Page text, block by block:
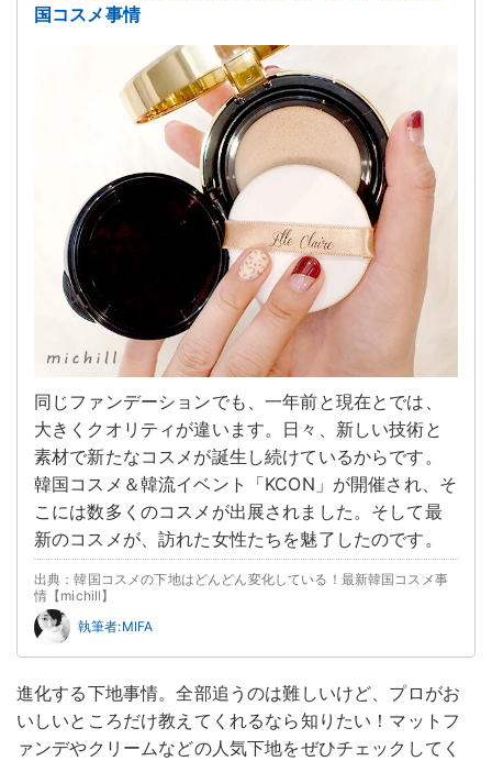
国コスメ事情
同じファンデーションでも、一年前と現在とでは、
大きくクオリティが違います。日々、新しい技術と
素材で新たなコスメが誕生し続けているからです。
韓国コスメ＆韓流イベント「KCON」が開催され、そ
こには数多くのコスメが出展されました。そして最
新のコスメが、訪れた女性たちを魅了したのです。
出典：韓国コスメの下地はどんどん変化している！最新韓国コスメ事
情【michill】
執筆者:MIFA
進化する下地事情。全部追うのは難しいけど、プロがお
いしいところだけ教えてくれるなら知りたい！マットフ
ァンデやクリームなどの人気下地をぜひチェックしてく